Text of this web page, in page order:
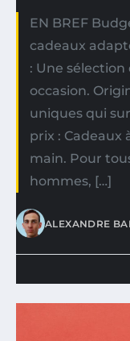
EN BREF
cadeaux
: Une
occasion.
uniques qui
prix : Cadeaux
main. Pour
hommes, […]
ALEXANDRE